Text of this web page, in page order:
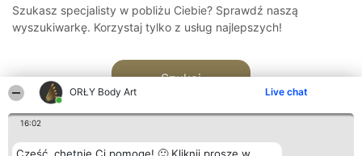
ORŁY Body Art Live chat
16:02
Szukasz specjalisty w pobliżu Ciebie? Sprawdź naszą
wyszukiwarkę. Korzystaj tylko z usług najlepszych!
Szukaj